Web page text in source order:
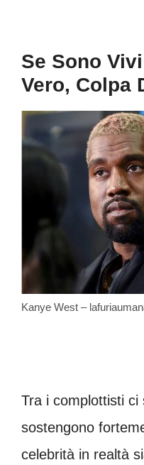
Se Sono
Vero, Colpa
Kanye West –
Tra i complottisti ci
sostengono
celebrità in realtà